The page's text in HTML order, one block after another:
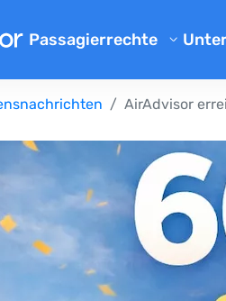
Passagierrechte
Flugverspaetung
Entschädigung bei
Entschädigung bei
Gepäck Entschädigung
Entschädigung bei
Fluggesellschaften
Beschwerde an
Blog
AirAdvisor